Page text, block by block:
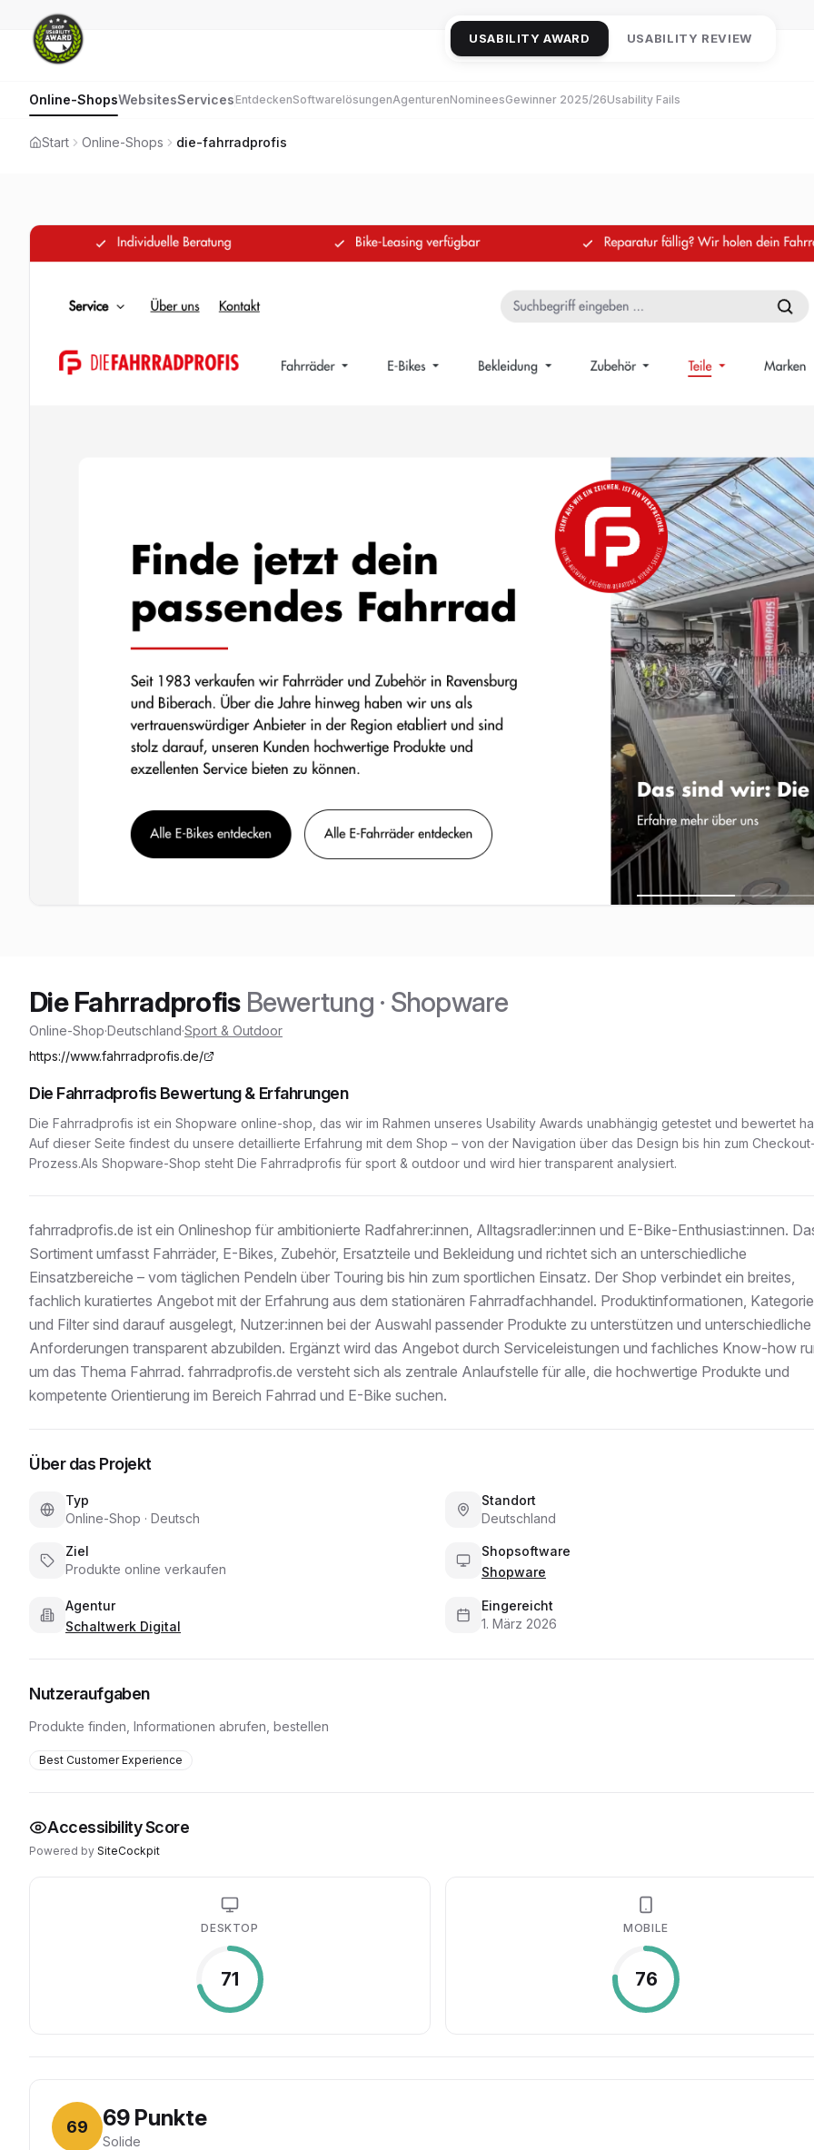
USABILITY AWARD USABILITY REVIEW
Online-ShopsWebsitesServicesEntdeckenSoftwarelösungenAgenturenNomineesGewinner 2025/26Usability Fails
Start Online-Shops die-fahrradprofis
Die FahrradprofisBewertung · Shopware
Online-Shop·Deutschland·Sport & Outdoor
https://www.fahrradprofis.de/
Die Fahrradprofis Bewertung & Erfahrungen
Die Fahrradprofis ist ein Shopware online-shop , das wir im Rahmen unseres Usability Awards unabhängig getestet und bewertet
Auf dieser Seite findest du unsere detaillierte Erfahrung mit dem Shop – von der Navigation über das Design bis hin zum
Prozess.Als Shopware-Shop steht Die Fahrradprofis für sport & outdoor und wird hier transparent analysiert.
fahrradprofis.de ist ein Onlineshop für ambitionierte Radfahrer:innen, Alltagsradler:innen und E-Bike-Enthusiast:innen.
Sortiment umfasst Fahrräder, E-Bikes, Zubehör, Ersatzteile und Bekleidung und richtet sich an unterschiedliche
Einsatzbereiche – vom täglichen Pendeln über Touring bis hin zum sportlichen Einsatz. Der Shop verbindet ein breites,
fachlich kuratiertes Angebot mit der Erfahrung aus dem stationären Fahrradfachhandel. Produktinformationen,
und Filter sind darauf ausgelegt, Nutzer:innen bei der Auswahl passender Produkte zu unterstützen und unterschiedliche
Anforderungen transparent abzubilden. Ergänzt wird das Angebot durch Serviceleistungen und fachliches Know-how
um das Thema Fahrrad. fahrradprofis.de versteht sich als zentrale Anlaufstelle für alle, die hochwertige Produkte und
kompetente Orientierung im Bereich Fahrrad und E-Bike suchen.
Über das Projekt
Typ
Online-Shop · Deutsch
Standort
Deutschland
Ziel
Produkte online verkaufen
Shopsoftware
Shopware
Agentur
Schaltwerk Digital
Eingereicht
1. März 2026
Nutzeraufgaben
Produkte finden, Informationen abrufen, bestellen
Best Customer Experience
Accessibility Score
Powered by SiteCockpit
DESKTOP
71
MOBILE
76
69 69 Punkte
Solide